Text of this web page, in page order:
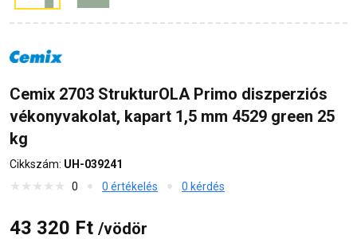
Cemix 2703 StrukturOLA Primo diszperziós
vékonyvakolat, kapart 1,5 mm 4529 green 25
kg
Cikkszám: UH-039241
0
0 értékelés 0 kérdés
43 320 Ft /vödör